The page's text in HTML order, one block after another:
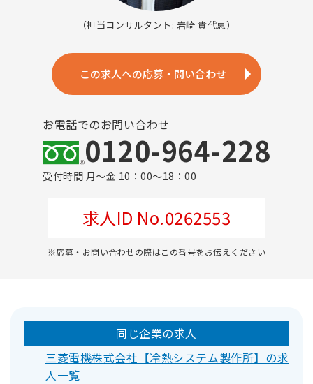
（担当コンサルタント: 岩崎 貴代恵）
この求人への応募・問い合わせ
お電話でのお問い合わせ
0120-964-228
受付時間 月～金 10：00～18：00
求人ID No.0262553
※応募・お問い合わせの際はこの番号をお伝えください
同じ企業の求人
三菱電機株式会社【冷熱システム製作所】の求
人一覧